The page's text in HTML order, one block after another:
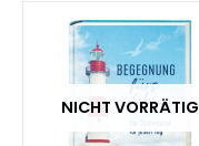
NICHT VORRÄTIG